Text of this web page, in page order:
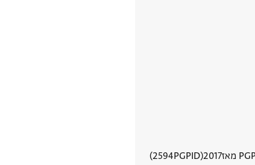
2017
PGPID
2594